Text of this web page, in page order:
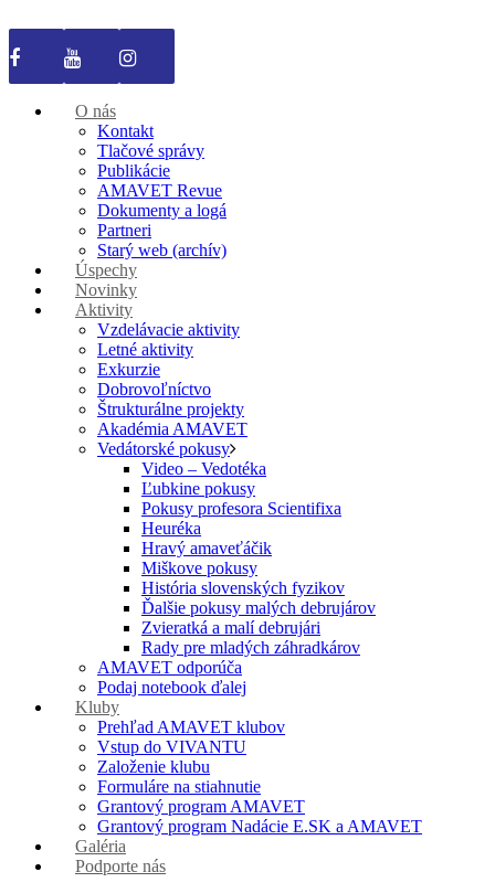
O nás
Kontakt
Tlačové správy
Publikácie
AMAVET Revue
Dokumenty a logá
Partneri
Starý web (archív)
Úspechy
Novinky
Aktivity
Vzdelávacie aktivity
Letné aktivity
Exkurzie
Dobrovoľníctvo
Štrukturálne projekty
Akadémia AMAVET
Vedátorské pokusy
Video – Vedotéka
Ľubkine pokusy
Pokusy profesora Scientifixa
Heuréka
Hravý amaveťáčik
Miškove pokusy
História slovenských fyzikov
Ďalšie pokusy malých debrujárov
Zvieratká a malí debrujári
Rady pre mladých záhradkárov
AMAVET odporúča
Podaj notebook ďalej
Kluby
Prehľad AMAVET klubov
Vstup do VIVANTU
Založenie klubu
Formuláre na stiahnutie
Grantový program AMAVET
Grantový program Nadácie E.SK a AMAVET
Galéria
Podporte nás